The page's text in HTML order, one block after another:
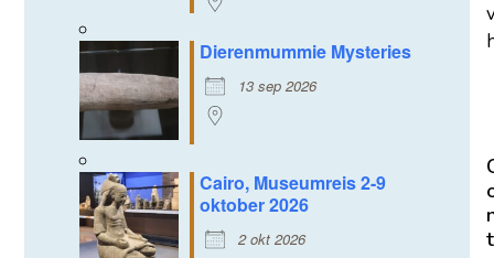
Dierenmummie Mysteries
13 sep 2026
Cairo, Museumreis 2-9
oktober 2026
2 okt 2026
t